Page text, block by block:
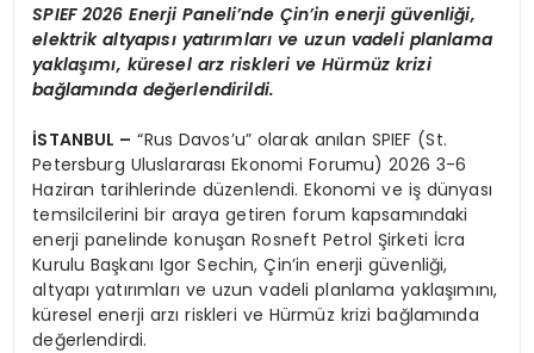
SPIEF 2026 Enerji Paneli’nde Çin’in enerji güvenliği,
elektrik altyapısı yatırımları ve uzun vadeli planlama
yaklaşımı, küresel arz riskleri ve Hürmüz krizi
bağlamında değerlendirildi.
İSTANBUL – “Rus Davos’u” olarak anılan SPIEF (St.
Petersburg Uluslararası Ekonomi Forumu) 2026 3-6
Haziran tarihlerinde düzenlendi. Ekonomi ve iş dünyası
temsilcilerini bir araya getiren forum kapsamındaki
enerji panelinde konuşan Rosneft Petrol Şirketi İcra
Kurulu Başkanı Igor Sechin, Çin’in enerji güvenliği,
altyapı yatırımları ve uzun vadeli planlama yaklaşımını,
küresel enerji arzı riskleri ve Hürmüz krizi bağlamında
değerlendirdi.